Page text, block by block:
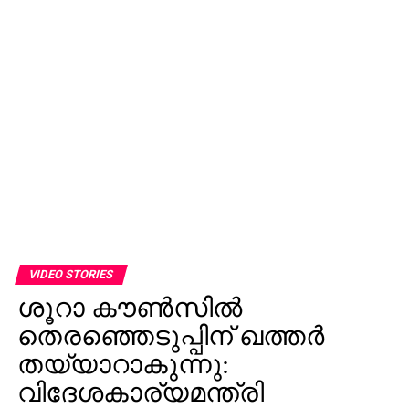
VIDEO STORIES
ശൂറാ കൗണ്‍സില്‍
തെരഞ്ഞെടുപ്പിന് ഖത്തര്‍
തയ്യാറാകുന്നു:
വിദേശകാര്യമന്ത്രി